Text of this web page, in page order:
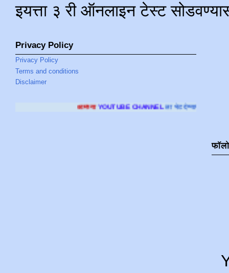
इयत्ता ३ री ऑनलाइन टेस्ट
Privacy Policy
Privacy Policy
Terms and conditions
Disclaimer
YOUTUBE CHANNELला भेट देण्यासाठी क्लिक करा.